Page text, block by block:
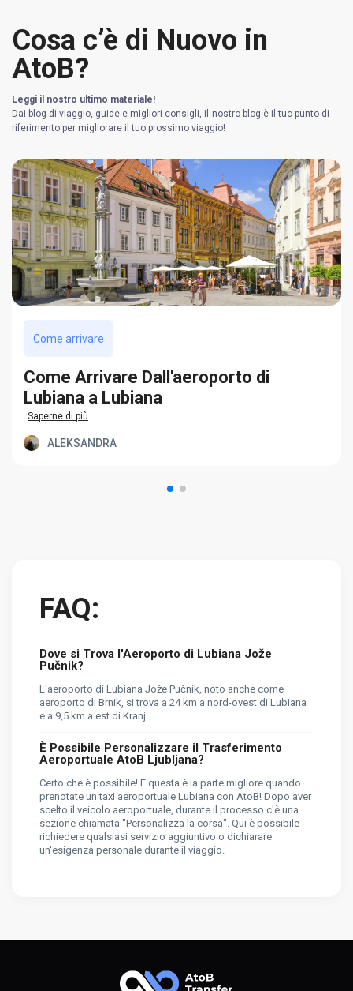
Cosa c’è di Nuovo in
AtoB?
Leggi il nostro ultimo materiale!
Dai blog di viaggio, guide e migliori consigli, il nostro blog è il tuo punto di
riferimento per migliorare il tuo prossimo viaggio!
Come arrivare
Come Arrivare Dall'aeroporto di
Lubiana a Lubiana
Saperne di più
ALEKSANDRA
FAQ:
Dove si Trova l'Aeroporto di Lubiana Jože
Pučnik?
L'aeroporto di Lubiana Jože Pučnik, noto anche come
aeroporto di Brnik, si trova a 24 km a nord-ovest di Lubiana
e a 9,5 km a est di Kranj.
È Possibile Personalizzare il Trasferimento
Aeroportuale AtoB Ljubljana?
Certo che è possibile! E questa è la parte migliore quando
prenotate un taxi aeroportuale Lubiana con AtoB! Dopo aver
scelto il veicolo aeroportuale, durante il processo c'è una
sezione chiamata "Personalizza la corsa". Qui è possibile
richiedere qualsiasi servizio aggiuntivo o dichiarare
un'esigenza personale durante il viaggio.